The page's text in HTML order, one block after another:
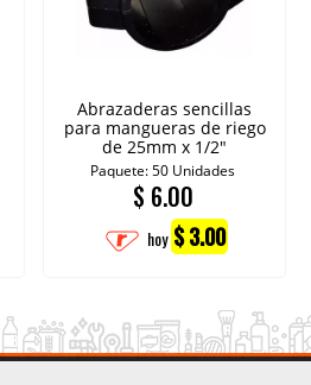
Abrazaderas sencillas
para mangueras de riego
de 25mm x 1/2"
Paquete: 50 Unidades
$ 6.00
hoy $ 3.00